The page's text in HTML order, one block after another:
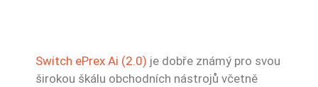
Switch ePrex Ai (2.0) je dobře známý pro svou
širokou škálu obchodních nástrojů včetně